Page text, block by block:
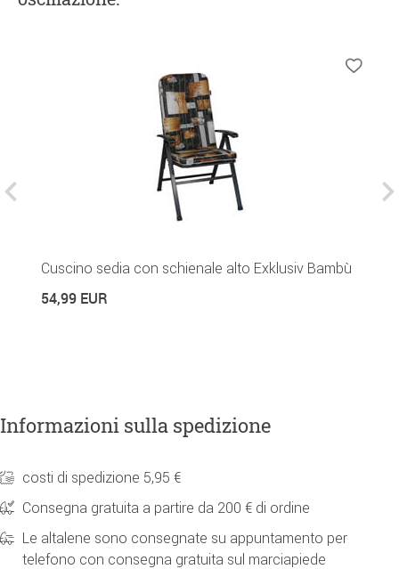
Cuscino sedia con schienale alto Exklusiv Bambù
54,99 EUR
Informazioni sulla spedizione
costi di spedizione 5,95 €
Consegna gratuita a partire da 200 € di ordine
Le altalene sono consegnate su appuntamento per
telefono con consegna gratuita sul marciapiede